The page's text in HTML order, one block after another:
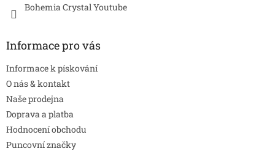
Bohemia Crystal Youtube
Informace pro vás
Informace k pískování
O nás & kontakt
Naše prodejna
Doprava a platba
Hodnocení obchodu
Puncovní značky